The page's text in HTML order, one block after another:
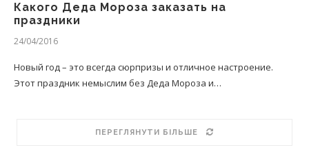
Какого Деда Мороза заказать на
праздники
24/04/2016
Новый год – это всегда сюрпризы и отличное настроение.
Этот праздник немыслим без Деда Мороза и…
ПЕРЕГЛЯНУТИ БІЛЬШЕ